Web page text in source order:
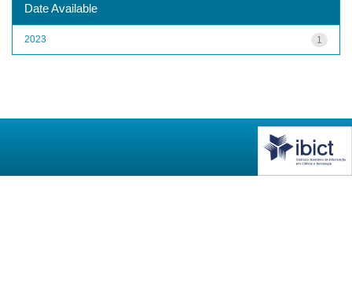
Date Available
1
2023